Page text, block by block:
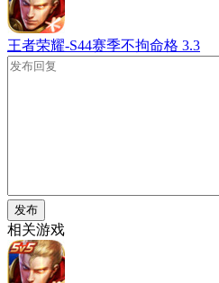
王者荣耀-S44赛季不拘命格 3.3
发布
相关游戏